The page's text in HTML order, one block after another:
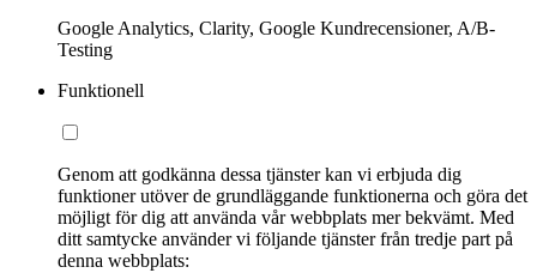
Google Analytics, Clarity, Google Kundrecensioner, A/B-
Testing
Funktionell
Genom att godkänna dessa tjänster kan vi erbjuda dig
funktioner utöver de grundläggande funktionerna och göra det
möjligt för dig att använda vår webbplats mer bekvämt. Med
ditt samtycke använder vi följande tjänster från tredje part på
denna webbplats: